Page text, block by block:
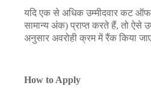
यदि एक से अधिक उम्मीदवार कट
सामान्य अंक) प्राप्त करते हैं, तो ऐसे
अनुसार अवरोही क्रम में रैंक किया
How to Apply